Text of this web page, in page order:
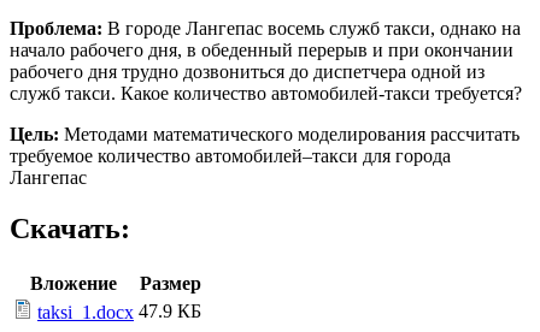
Проблема: В городе Лангепас восемь служб такси, однако на
начало рабочего дня, в обеденный перерыв и при окончании
рабочего дня трудно дозвониться до диспетчера одной из
служб такси. Какое количество автомобилей-такси требуется?
Цель: Методами математического моделирования рассчитать
требуемое количество автомобилей–такси для города
Лангепас
Скачать:
Вложение
Размер
taksi_1.docx 47.9 КБ